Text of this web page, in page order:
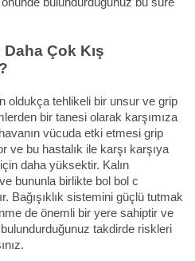
Daha Çok Kış
oldukça tehlikeli bir unsur ve grip
bir tanesi olarak karşımıza
vücuda etki etmesi grip
ve bu hastalık ile karşı karşıya
daha yüksektir. Kalın
bununla birlikte bol bol c
Bağışıklık sistemini güçlü tutmak
de önemli bir yere sahiptir ve
takdirde riskleri